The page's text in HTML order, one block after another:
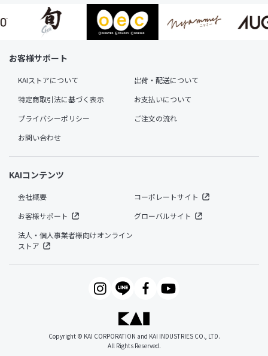
お客様サポート
KAIストアについて
出荷・配送について
特定商取引法に基づく表示
お支払いについて
プライバシーポリシー
ご注文の流れ
お問い合わせ
KAIコンテンツ
会社概要
コーポレートサイト
お客様サポート
グローバルサイト
法人・個人事業者様向けオンライン
ストア
Copyright © KAI CORPORATION and KAI INDUSTRIES CO., LTD.
All Rights Reserved.